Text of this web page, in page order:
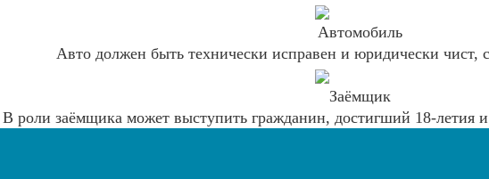
Автомобиль
Авто должен быть технически исправен и юридически чист,
Заёмщик
В роли заёмщика может выступить гражданин, достигший 18-летия